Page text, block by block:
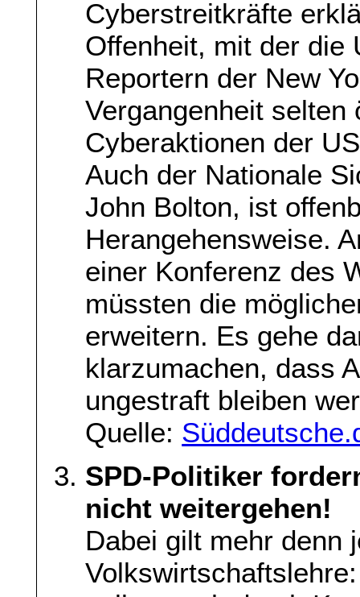
Cyberstreitkräfte
Offenheit, mit der die
Reportern der New
Vergangenheit selten
Cyberaktionen der
Auch der Nationale
John Bolton, ist
Herangehensweise.
einer Konferenz des
müssten die
erweitern. Es gehe
klarzumachen, dass
ungestraft bleiben
Quelle:
SPD-Politiker
nicht weitergehen!
Dabei gilt mehr denn